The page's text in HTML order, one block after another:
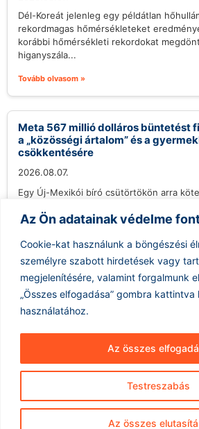
Az Ön adatainak védelme
Cookie-kat használunk a böngészési
személyre szabott hirdetések vagy
megjelenítésére, valamint forgalmunk
„Összes elfogadása” gombra
használatához.
Testreszabás
Az összes
Az összes
Dél-Koreát jelenleg egy példátlan
rekordmagas hőmérsékleteket
korábbi hőmérsékleti rekordokat
higanyszála...
Tovább olvasom »
Meta 567 millió dolláros büntetést
a „közösségi ártalom” és a
csökkentésére
2026.08.07.
Egy Új-Mexikói bíró csütörtökön arra
államnak, mivel a vádak...
Tovább olvasom »
Hírarchívum
Adatkezelés